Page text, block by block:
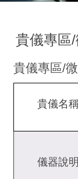
貴儀專區
貴儀專區/
貴儀名
儀器說明